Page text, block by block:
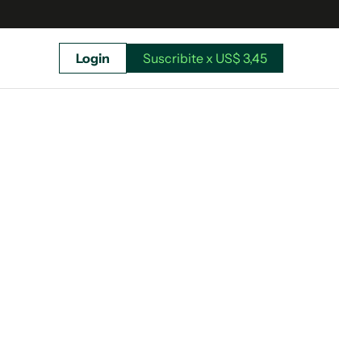
Login Suscribite x US$ 3,45